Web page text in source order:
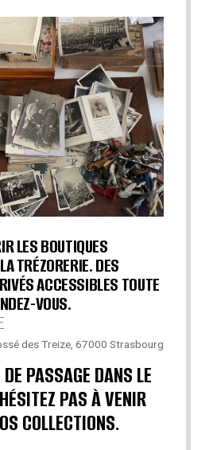
LES BOUTIQUES
TRÉZORERIE. DES
ACCESSIBLES TOUTE
VOUS.
des Treize, 67000 Strasbourg
PASSAGE DANS LE
PAS À VENIR
COLLECTIONS.